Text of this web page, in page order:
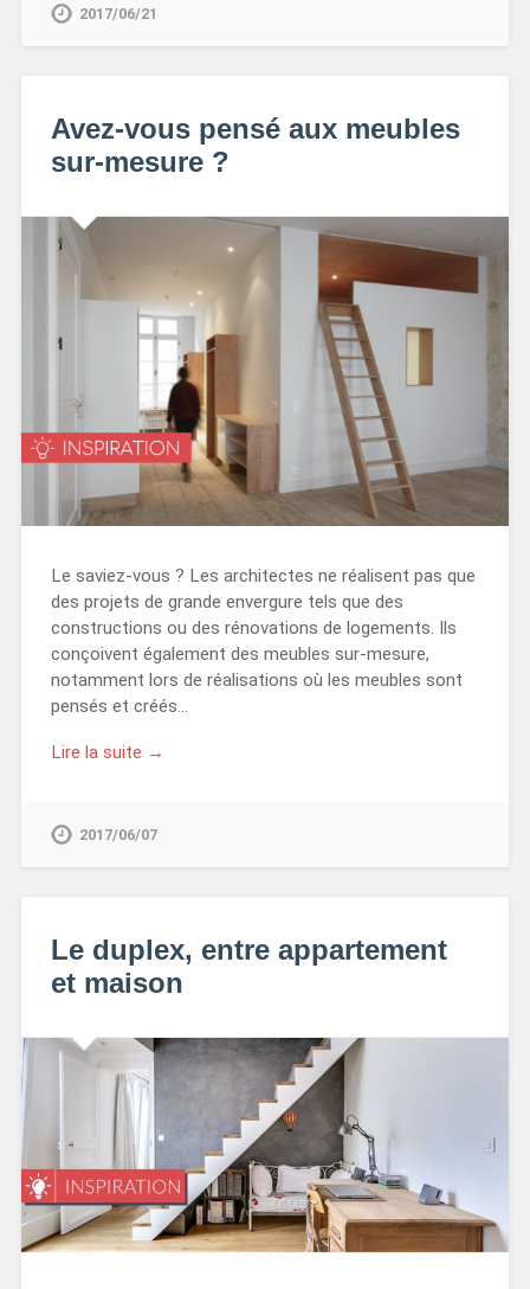
2017/06/21
Avez-vous pensé aux meubles
sur-mesure ?
Le saviez-vous ? Les architectes ne réalisent pas que
des projets de grande envergure tels que des
constructions ou des rénovations de logements. Ils
conçoivent également des meubles sur-mesure,
notamment lors de réalisations où les meubles sont
pensés et créés…
Lire la suite →
2017/06/07
Le duplex, entre appartement
et maison